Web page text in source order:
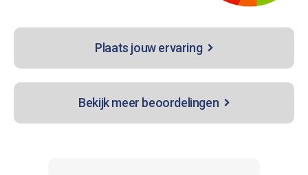
Plaats jouw ervaring
Bekijk meer beoordelingen